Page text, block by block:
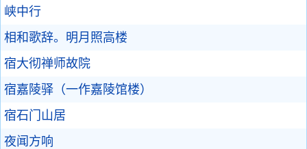
峡中行
相和歌辞。明月照高楼
宿大彻禅师故院
宿嘉陵驿（一作嘉陵馆楼）
宿石门山居
夜闻方响